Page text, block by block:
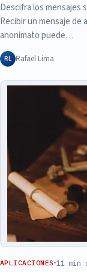
Descifra los mensajes
Recibir un mensaje
anonimato puede…
RL Rafael Lima
APLICACIONES 11 min